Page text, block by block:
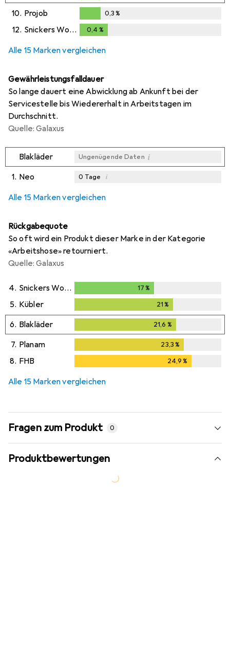
0,3%
10. Projob
0,3%
0,3%
12. Snickers Workwear 0,4 %
Alle 15 Marken vergleichen
Gewährleistungsfalldauer
So lange dauert eine Abwicklung ab Ankunft bei der
Servicestelle bis Wiedererhalt in Arbeitstagen im
Durchschnitt.
Quelle: Galaxus
Blakläder Ungenügende Daten i
1. Neo 0 Tage i
Alle 15 Marken vergleichen
Rückgabequote
So oft wird ein Produkt dieser Marke in der Kategorie
«Arbeitshose» retourniert.
Quelle: Galaxus
4. Snickers Workwear 17 %
5. Kübler 21 %
6. Blakläder 21,6 %
7. Planam 23,3%
8. FHB 24,9%
Alle 15 Marken vergleichen
Fragen zum Produkt 0
Produktbewertungen